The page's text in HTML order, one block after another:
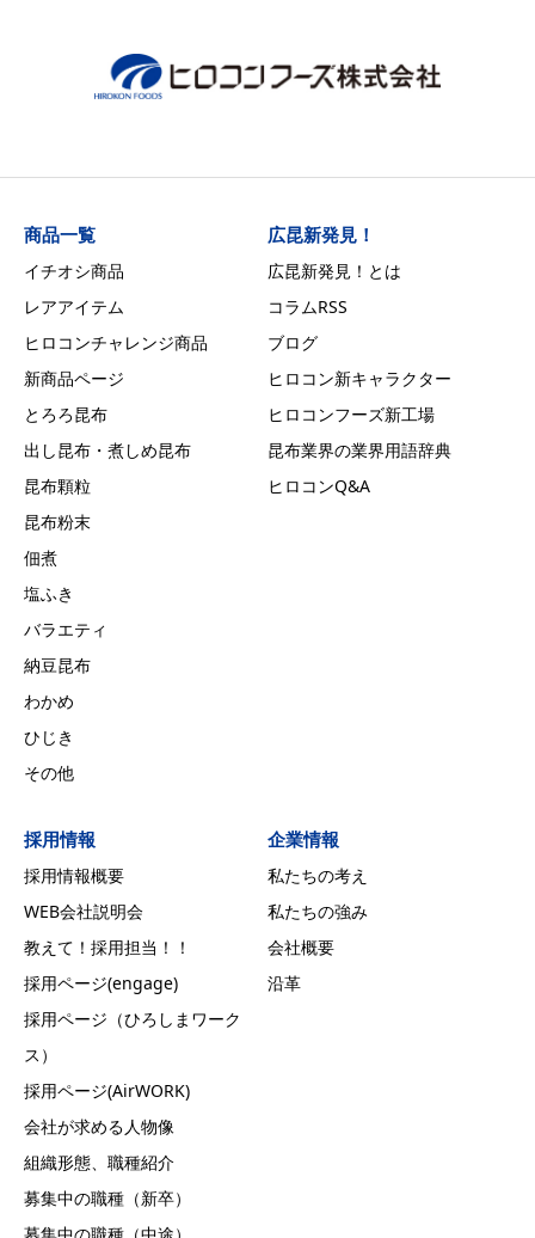
商品一覧
イチオシ商品
レアアイテム
ヒロコンチャレンジ商品
新商品ページ
とろろ昆布
出し昆布・煮しめ昆布
昆布顆粒
昆布粉末
佃煮
塩ふき
バラエティ
納豆昆布
わかめ
ひじき
その他
広昆新発見！
広昆新発見！とは
コラムRSS
ブログ
ヒロコン新キャラクター
ヒロコンフーズ新工場
昆布業界の業界用語辞典
ヒロコンQ&A
採用情報
採用情報概要
WEB会社説明会
教えて！採用担当！！
採用ページ(engage)
採用ページ（ひろしまワーク
ス）
採用ページ(AirWORK)
会社が求める人物像
組織形態、職種紹介
募集中の職種（新卒）
募集中の職種（中途）
企業情報
私たちの考え
私たちの強み
会社概要
沿革